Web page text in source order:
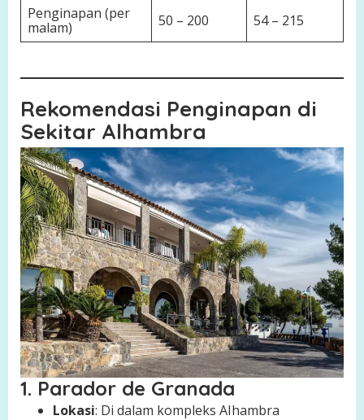
Penginapan (per
malam)
50 – 200 54 – 215
Rekomendasi Penginapan di
Sekitar Alhambra
1. Parador de Granada
Lokasi: Di dalam kompleks AIhambra